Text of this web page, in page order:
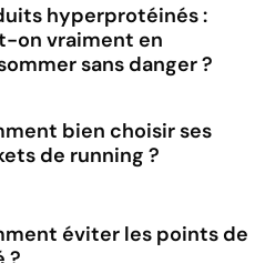
hyperprotéinés :
on vraiment en
sans danger ?
bien choisir ses
de running ?
éviter les points de